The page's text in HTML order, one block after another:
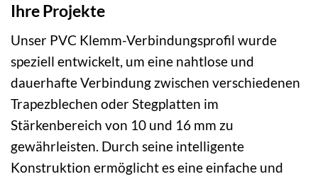
Ihre Projekte
Unser PVC Klemm-Verbindungsprofil wurde
speziell entwickelt, um eine nahtlose und
dauerhafte Verbindung zwischen verschiedenen
Trapezblechen oder Stegplatten im
Stärkenbereich von 10 und 16 mm zu
gewährleisten. Durch seine intelligente
Konstruktion ermöglicht es eine einfache und